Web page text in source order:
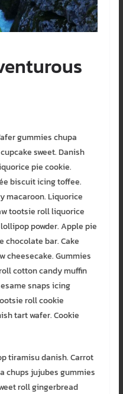
gummies chupa
sweet. Danish
pie cookie.
biscuit icing toffee.
macaroon. Liquorice
tootsie roll liquorice
powder. Apple pie
chocolate bar. Cake
cheesecake. Gummies
cotton candy muffin
snaps icing
roll cookie
tart wafer. Cookie
tiramisu danish. Carrot
chups jujubes gummies
roll gingerbread